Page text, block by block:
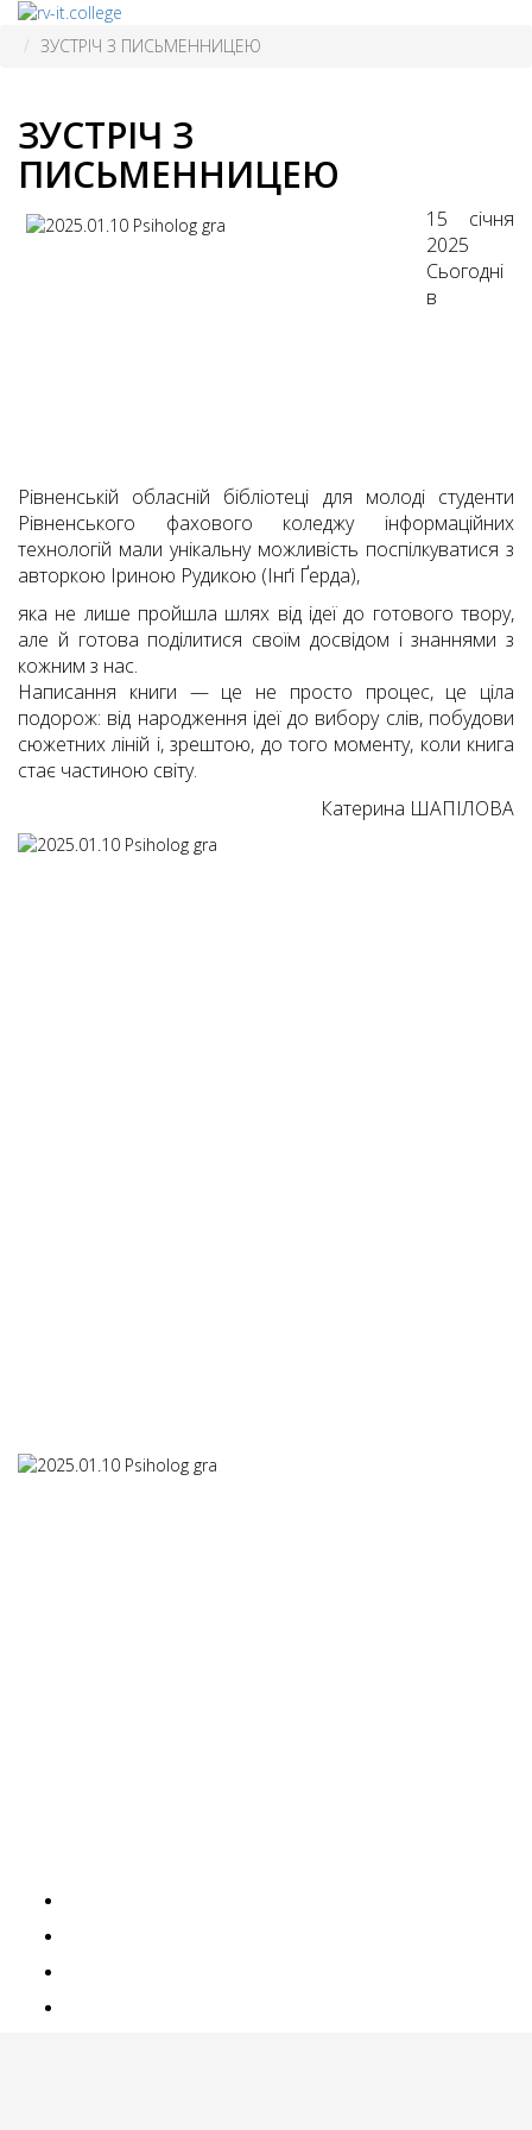
ЗУСТРІЧ З ПИСЬМЕННИЦЕЮ
ЗУСТРІЧ З
ПИСЬМЕННИЦЕЮ
15 січня
2025
Сьогодні
в
Рівненській обласній бібліотеці для молоді студенти
Рівненського фахового коледжу інформаційних
технологій мали унікальну можливість поспілкуватися з
авторкою Іриною Рудикою (Інґі Ґерда),
яка не лише пройшла шлях від ідеї до готового твору,
але й готова поділитися своїм досвідом і знаннями з
кожним з нас.
Написання книги — це не просто процес, це ціла
подорож: від народження ідеї до вибору слів, побудови
сюжетних ліній і, зрештою, до того моменту, коли книга
стає частиною світу.
Катерина ШАПІЛОВА